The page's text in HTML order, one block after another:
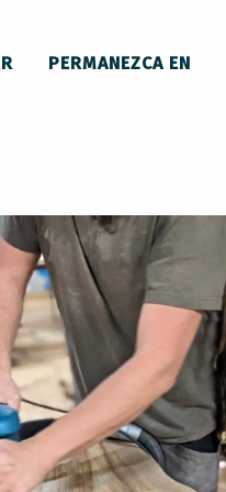
PERMANEZCA EN